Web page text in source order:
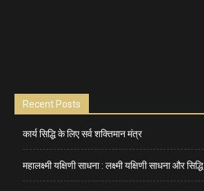
Recent Posts
कार्य सिद्धि के लिए सर्व शक्तिमान मंत्र
महालक्ष्मी यक्षिणी साधना : लक्ष्मी यक्षिणी साधना और सिद्धि